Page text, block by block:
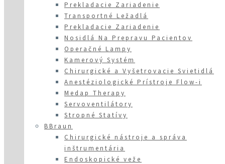
Prekladacie Zariadenie
Transportné Ležadlá
Prekladacie Zariadenie
Nosidlá Na Prepravu Pacientov
Operačné Lampy
Kamerový Systém
Chirurgické a Vyšetrovacie Svietidlá
Anestéziologické Prístroje Flow-i
Medap Therapy
Servoventilátory
Stropné Statívy
BBraun
Chirurgické nástroje a správa
inštrumentária
Endoskopické veže